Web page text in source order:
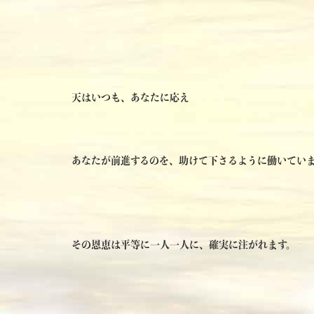
天はいつも、あなたに応え
あなたが前進するのを、助けて下さるように働いてい
その恩恵は平等に一人一人に、確実に注がれます。